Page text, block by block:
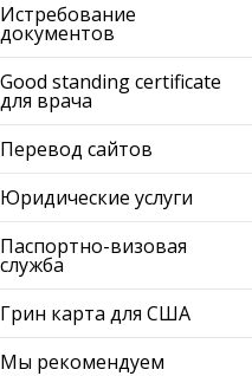
Истребование
документов
Good standing certificate
для врача
Перевод сайтов
Юридические услуги
Паспортно-визовая
служба
Грин карта для США
Мы рекомендуем